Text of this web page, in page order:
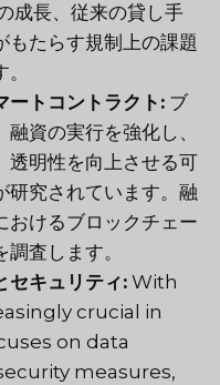
成長、従来の貸し手
もたらす規制上の課題
ートコントラクト: ブ
資の実行を強化し、
透明性を向上させる可
研究されています。融
おけるブロックチェー
査します。
セキュリティ: With
crucial in
on data
measures,